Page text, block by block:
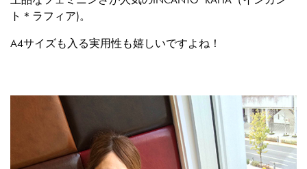
ト＊ラフィア)。
A4サイズも入る実用性も嬉しいですよね！